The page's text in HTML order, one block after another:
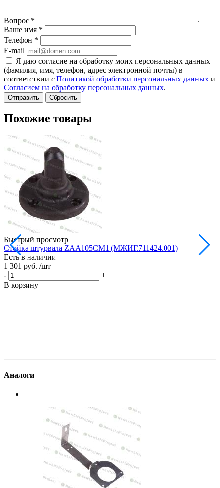
Вопрос *
Ваше имя *
Телефон *
E-mail
Я даю согласие на обработку моих персональных данных
(фамилия, имя, телефон, адрес электронной почты) в
соответствии с Политикой обработки персональных данных и
Согласием на обработку персональных данных.
Сбросить
Похожие товары
Быстрый просмотр
Стойка штурвала ZAA105CM1 (МЖИГ.711424.001)
Есть в наличии
1 301 руб. /шт
-
+
В корзину
Аналоги